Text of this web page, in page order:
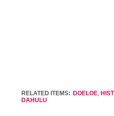
RELATED ITEMS: DOELOE,
DAHULU